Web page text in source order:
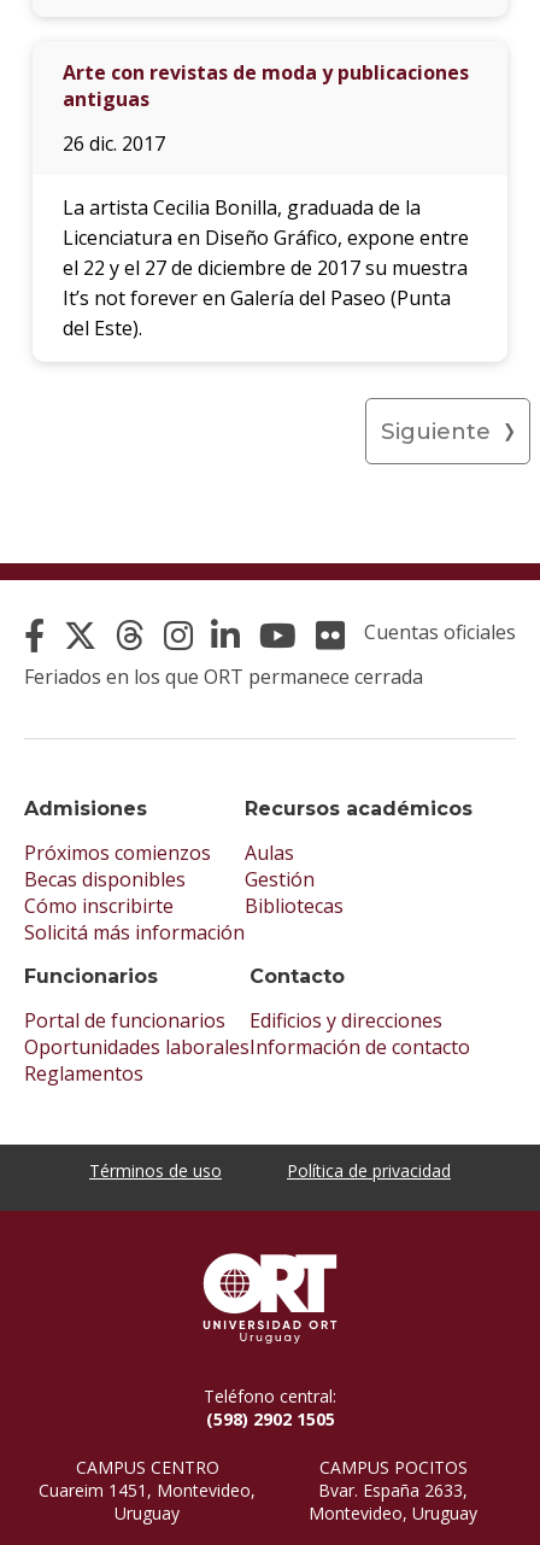
Arte con revistas de moda y publicaciones
antiguas
26 dic. 2017
La artista Cecilia Bonilla, graduada de la
Licenciatura en Diseño Gráfico, expone entre
el 22 y el 27 de diciembre de 2017 su muestra
It’s not forever en Galería del Paseo (Punta
del Este).
Siguiente
Admisiones
Próximos comienzos
Becas disponibles
Cómo inscribirte
Solicitá más información
Recursos académicos
Aulas
Gestión
Bibliotecas
Funcionarios
Portal de funcionarios
Oportunidades laborales
Reglamentos
Contacto
Edificios y direcciones
Información de contacto
Cuentas oficiales
Feriados en los que ORT permanece cerrada
Términos de uso Política de privacidad
Teléfono central:
(598) 2902 1505
CAMPUS CENTRO
Cuareim 1451, Montevideo,
Uruguay
CAMPUS POCITOS
Bvar. España 2633,
Montevideo, Uruguay